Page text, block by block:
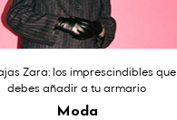
Zara: los imprescindibles que
debes añadir a tu armario
Moda